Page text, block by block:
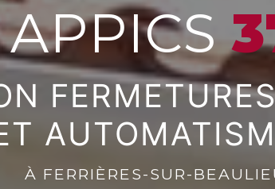
APPICS
À FERRIÈRES-SUR-